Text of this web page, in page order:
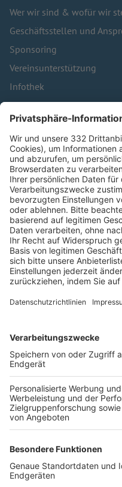
Wer wir sind & wofür wir
Geschäftsstellen und
Sponsoring
Vereinsunterstützung
Infothek
Kontakt
HÄUFIG BESUCHTE
Pässe und Vereinswechsel
Trainerausbildung
Schulungsangebot
BFV-Geschäftsstellen
Trainerbörse
Login SpielPlus
FOLGE DEM BFV
TOP-VEREINE
TOP-PARTNER